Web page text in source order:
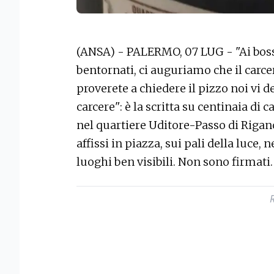
(ANSA) - PALERMO, 07 LUG - "Ai
bentornati, ci auguriamo che il
proverete a chiedere il pizzo noi vi
carcere": è la scritta su centinaia di
nel quartiere Uditore-Passo di
affissi in piazza, sui pali della luce,
luoghi ben visibili. Non sono firmati.